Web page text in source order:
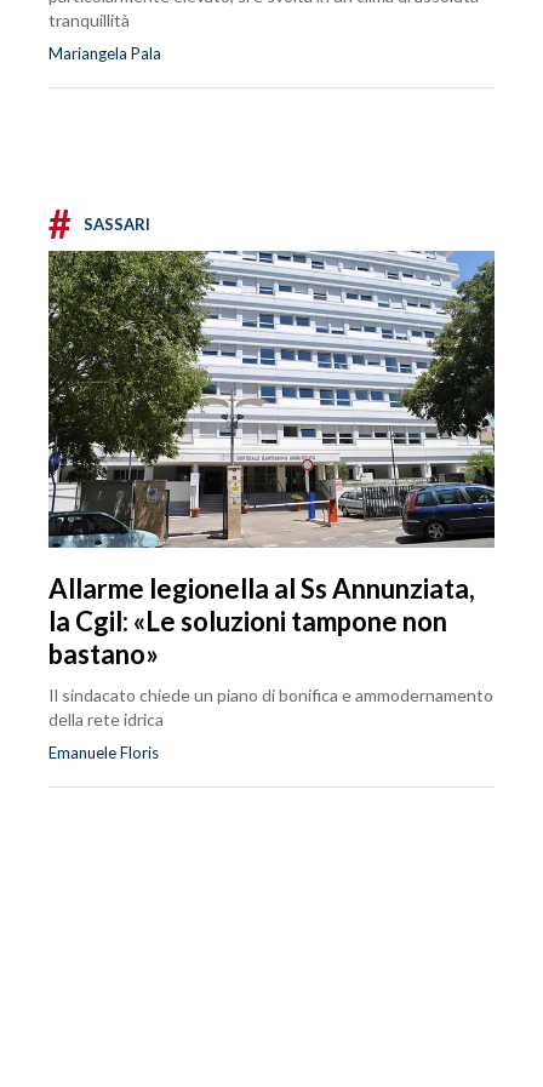
tranquillità
Mariangela Pala
# SASSARI
Allarme legionella al Ss Annunziata,
la Cgil: «Le soluzioni tampone non
bastano»
Il sindacato chiede un piano di bonifica e ammodernamento
della rete idrica
Emanuele Floris